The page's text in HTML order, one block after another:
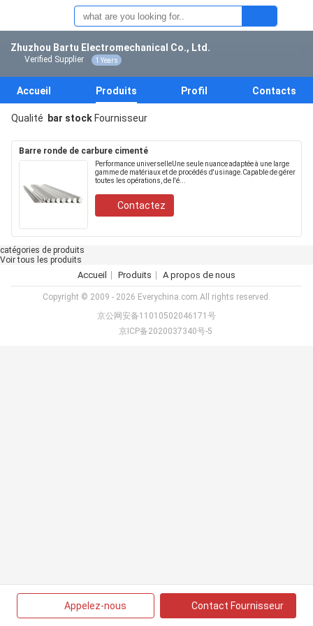
Zhuzhou Bartu Electromechanical Co., Ltd.
Verified Supplier 1 Years
Accueil Produits Profil Contacts
Qualité bar stock Fournisseur
Barre ronde de carbure cimenté
Performance universelleUne seule nuance adaptée à une large
gamme de matériaux et de procédés d'usinage.Capable de gérer
toutes les opérations, de l'é...
Contactez
catégories de produits
Voir tous les produits
Appelez-nous Contact Fournisseur
Accueil Produits A propos de nous
Copyright © 2009 - 2026 Everychina.com.All rights reserved.
京公网安备11010502046171号
京ICP备2020037340号-5